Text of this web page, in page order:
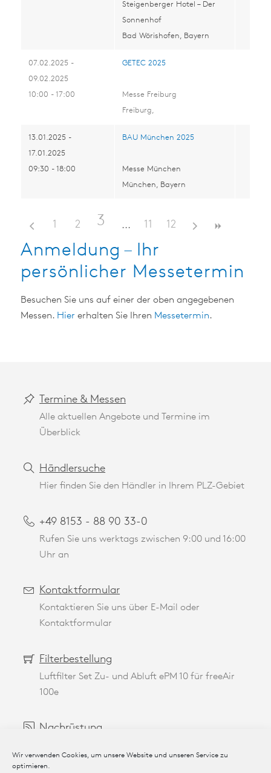
Wir verwenden Cookies, um unsere Website und unseren Service zu
optimieren.
Steigenberger Hotel – Der
Sonnenhof
Bad Wörishofen, Bayern
07.02.2025 -
09.02.2025
10:00 - 17:00
GETEC 2025
Messe Freiburg
Freiburg,
13.01.2025 -
17.01.2025
09:30 - 18:00
BAU München 2025
Messe München
München, Bayern
1 2 3 11 12
Anmeldung – Ihr
persönlicher Messetermin
Besuchen Sie uns auf einer der oben angegebenen
Messen. Hier erhalten Sie Ihren Messetermin.
Termine & Messen
Alle aktuellen Angebote und Termine im
Überblick
Händlersuche
Hier finden Sie den Händler in Ihrem PLZ-Gebiet
+49 8153 - 88 90 33-0
Rufen Sie uns werktags zwischen 9:00 und 16:00
Uhr an
Kontaktformular
Kontaktieren Sie uns über E-Mail oder
Kontaktformular
Filterbestellung
Luftfilter Set Zu- und Abluft ePM 10 für freeAir
100e
Nachrüstung